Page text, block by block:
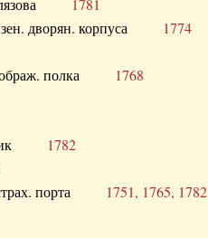
1781
дворян. корпуса 1774
полка 1768
1782
порта 1751, 1765, 1782